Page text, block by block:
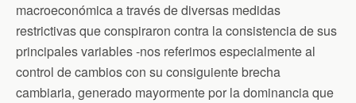
macroeconómica a través de diversas medidas
restrictivas que conspiraron contra la consistencia de sus
principales variables -nos referimos especialmente al
control de cambios con su consiguiente brecha
cambiaria, generado mayormente por la dominancia que